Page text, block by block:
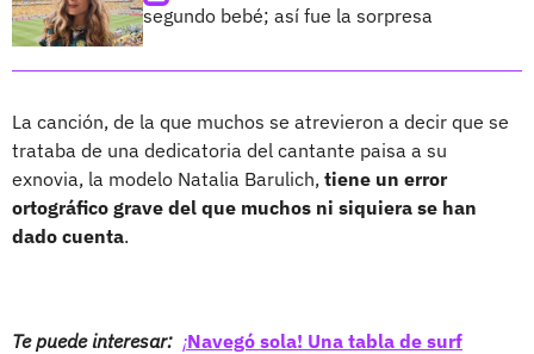
segundo bebé; así fue la sorpresa
La canción, de la que muchos se atrevieron a decir que se
trataba de una dedicatoria del cantante paisa a su
exnovia, la modelo Natalia Barulich, tiene un error
ortográfico grave del que muchos ni siquiera se han
dado cuenta.
Te puede interesar: ¡Navegó sola! Una tabla de surf